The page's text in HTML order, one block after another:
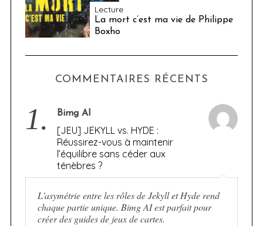
Lecture
La mort c’est ma vie de Philippe
Boxho
COMMENTAIRES RÉCENTS
1. Bimg AI
[JEU] JEKYLL vs. HYDE :
Réussirez-vous à maintenir
l’équilibre sans céder aux
ténèbres ?
L'asymétrie entre les rôles de Jekyll et Hyde rend
chaque partie unique. Bimg AI est parfait pour
créer des guides de jeux de cartes.